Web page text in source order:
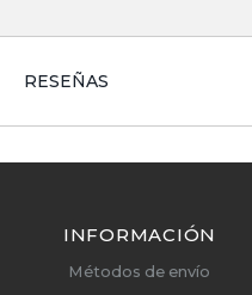
RESEÑAS
INFORMACIÓN
Métodos de envío